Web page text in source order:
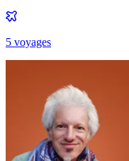
5 voyages